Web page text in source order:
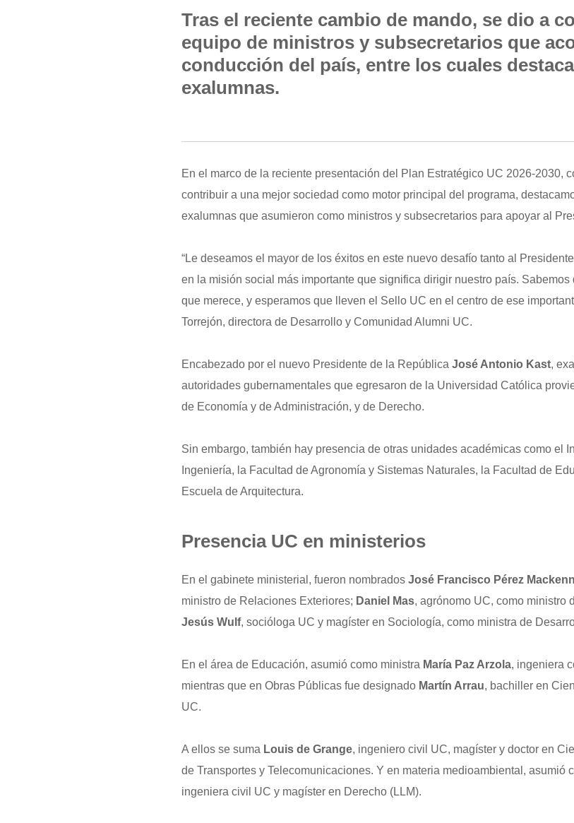
Tras el reciente cambio de mando, se dio a
equipo de ministros y subsecretarios que
conducción del país, entre los cuales
exalumnas.
En el marco de la reciente presentación del Plan Estratégico UC 2026-2030,
contribuir a una mejor sociedad como motor principal del programa,
exalumnas que asumieron como ministros y subsecretarios para apoyar al
“Le deseamos el mayor de los éxitos en este nuevo desafío tanto al
en la misión social más importante que significa dirigir nuestro país.
que merece, y esperamos que lleven el Sello UC en el centro de ese
Torrejón, directora de Desarrollo y Comunidad Alumni UC.
Encabezado por el nuevo Presidente de la República José Antonio Kast,
autoridades gubernamentales que egresaron de la Universidad Católica
de Economía y de Administración, y de Derecho.
Sin embargo, también hay presencia de otras unidades académicas como el
Ingeniería, la Facultad de Agronomía y Sistemas Naturales, la Facultad de
Escuela de Arquitectura.
Presencia UC en ministerios
En el gabinete ministerial, fueron nombrados José Francisco Pérez
ministro de Relaciones Exteriores; Daniel Mas, agrónomo UC, como ministro
Jesús Wulf, socióloga UC y magíster en Sociología, como ministra de
En el área de Educación, asumió como ministra María Paz Arzola, ingeniera
mientras que en Obras Públicas fue designado Martín Arrau, bachiller en
UC.
A ellos se suma Louis de Grange, ingeniero civil UC, magíster y doctor en
de Transportes y Telecomunicaciones. Y en materia medioambiental, asumió
ingeniera civil UC y magíster en Derecho (LLM).